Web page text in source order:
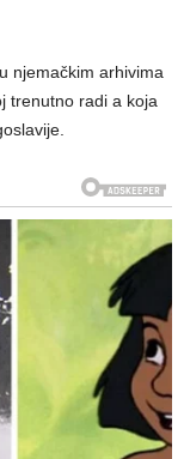
njemačkim arhivima
trenutno radi a koja